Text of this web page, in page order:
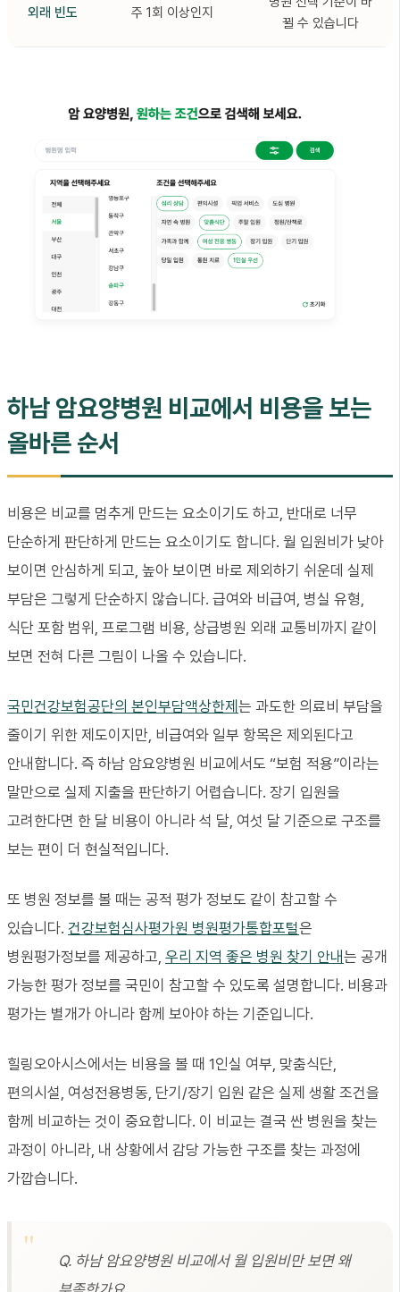
외래 빈도 주 1회 이상인지
뀔 수 있습니다
하남 암요양병원 비교에서 비용을 보는
올바른 순서
비용은 비교를 멈추게 만드는 요소이기도 하고, 반대로 너무
단순하게 판단하게 만드는 요소이기도 합니다. 월 입원비가 낮아
보이면 안심하게 되고, 높아 보이면 바로 제외하기 쉬운데 실제
부담은 그렇게 단순하지 않습니다. 급여와 비급여, 병실 유형,
식단 포함 범위, 프로그램 비용, 상급병원 외래 교통비까지 같이
보면 전혀 다른 그림이 나올 수 있습니다.
국민건강보험공단의 본인부담액상한제 는 과도한 의료비 부담을
줄이기 위한 제도이지만, 비급여와 일부 항목은 제외된다고
안내합니다. 즉 하남 암요양병원 비교에서도 “보험 적용”이라는
말만으로 실제 지출을 판단하기 어렵습니다. 장기 입원을
고려한다면 한 달 비용이 아니라 석 달, 여섯 달 기준으로 구조를
보는 편이 더 현실적입니다.
또 병원 정보를 볼 때는 공적 평가 정보도 같이 참고할 수
있습니다. 건강보험심사평가원 병원평가통합포털은
병원평가정보를 제공하고, 우리 지역 좋은 병원 찾기 안내는 공개
가능한 평가 정보를 국민이 참고할 수 있도록 설명합니다. 비용과
평가는 별개가 아니라 함께 보아야 하는 기준입니다.
힐링오아시스에서는 비용을 볼 때 1인실 여부, 맞춤식단,
편의시설, 여성전용병동, 단기/장기 입원 같은 실제 생활 조건을
함께 비교하는 것이 중요합니다. 이 비교는 결국 싼 병원을 찾는
과정이 아니라, 내 상황에서 감당 가능한 구조를 찾는 과정에
가깝습니다.
Q. 하남 암요양병원 비교에서 월 입원비만 보면 왜